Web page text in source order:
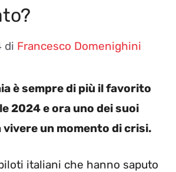
di Francesco Domenighini
è sempre di più il favorito
2024 e ora uno dei suoi
vivere un momento di crisi.
italiani che hanno saputo